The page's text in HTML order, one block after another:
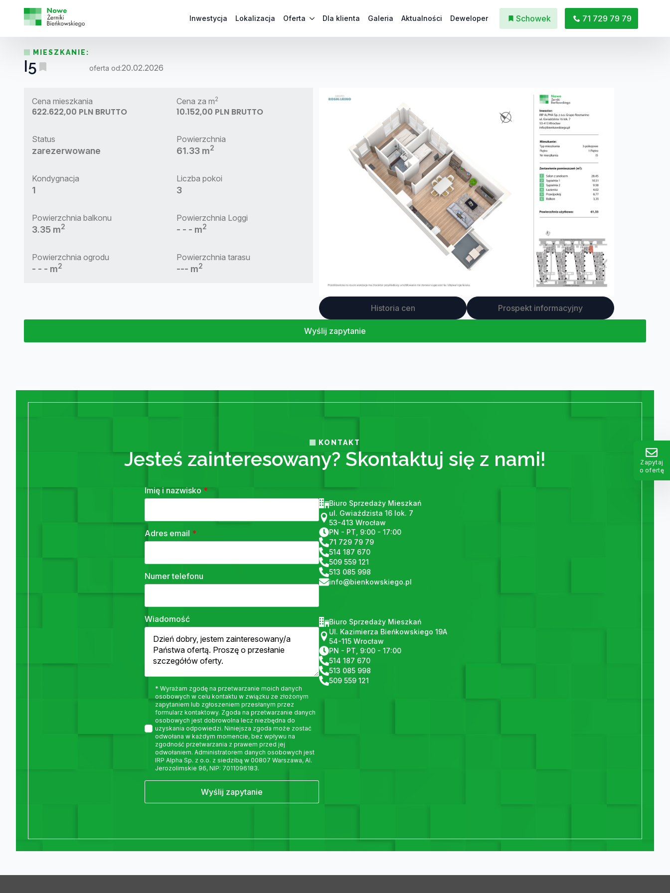
Inwestycja Lokalizacja Oferta Dla klienta Galeria Aktualności Deweloper Schowek 71 729 79 79
Zapytaj
o ofertę
MIESZKANIE:
I5 oferta od:20.02.2026
Cena mieszkania
622.622,00 PLN BRUTTO
Cena za m2
10.152,00 PLN BRUTTO
Status
zarezerwowane
Powierzchnia
61.33 m2
Kondygnacja
1
Liczba pokoi
3
Powierzchnia balkonu
3.35 m2
Powierzchnia Loggi
- - - m2
Powierzchnia ogrodu
- - - m2
Powierzchnia tarasu
--- m2
Historia cen Prospekt informacyjny
Wyślij zapytanie
KONTAKT
Jesteś zainteresowany? Skontaktuj się z nami!
Imię i nazwisko *
Adres email *
Numer telefonu
Wiadomość
* Wyrażam zgodę na przetwarzanie moich danych
osobowych w celu kontaktu w związku ze złożonym
zapytaniem lub zgłoszeniem przesłanym przez
formularz kontaktowy. Zgoda na przetwarzanie danych
osobowych jest dobrowolna lecz niezbędna do
uzyskania odpowiedzi. Niniejsza zgoda może zostać
odwołana w każdym momencie, bez wpływu na
zgodność przetwarzania z prawem przed jej
odwołaniem. Administratorem danych osobowych jest
IRP Alpha Sp. z o.o. z siedzibą w 00807 Warszawa, Al.
Jerozolimskie 96, NIP: 7011096183.
Wyślij zapytanie
Biuro Sprzedaży Mieszkań
ul. Gwiaździsta 16 lok. 7
53-413 Wrocław
PN - PT, 9:00 - 17:00
71 729 79 79
514 187 670
509 559 121
513 085 998
info@bienkowskiego.pl
Biuro Sprzedaży Mieszkań
Ul. Kazimierza Bieńkowskiego 19A
54-115 Wrocław
PN - PT, 9:00 - 17:00
514 187 670
513 085 998
509 559 121